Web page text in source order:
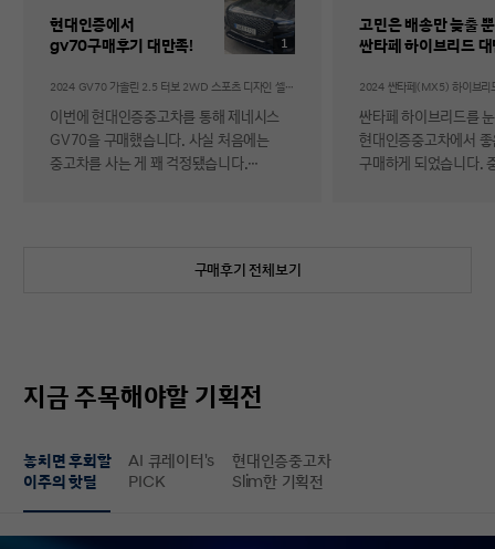
현대인증에서
gv70구매후기 대만족!
1
2024 GV70 가솔린 2.5 터보 2WD 스포츠 디자인 셀렉션Ⅱ
이번에 현대인증중고차를 통해 제네시스
GV70을 구매했습니다. 사실 처음에는
중고차를 사는 게 꽤 걱정됐습니다.
보면 예상과 달라서 후회했다는 이야기도
제공돼서 불안감이 많이 줄었다는
상태가 더 좋아서 만족도가 높았습니다.
중고차지만 관리가 잘 된 차량이라는
느낌이 확실히 들었습니다. 무엇보다
좋았던 건 ‘중고차인데도 걱정이 거의
고민은 배송만 늦출
싼타페 하이브리드
싼타페 하이브리드를
현대인증중고차에서
구매하게 되었습니다.
도착해 기분 좋게 차를
구매후기 전체보기
지금 주목해야할 기획전
놓치면 후회할
이주의 핫딜
AI 큐레이터's
PICK
현대인증중고차
Slim한 기획전